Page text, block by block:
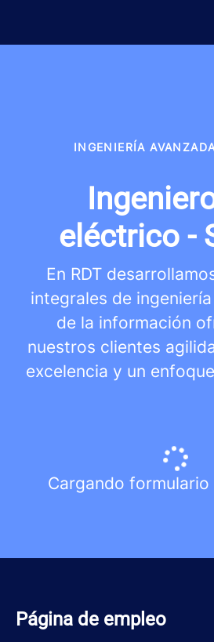
INGENIERÍA
eléctrico -
En RDT
integrales de
de la información
nuestros clientes
excelencia y un
Cargando
Página de empleo